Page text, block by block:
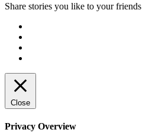
Share stories you like to your friends
Close
Privacy Overview